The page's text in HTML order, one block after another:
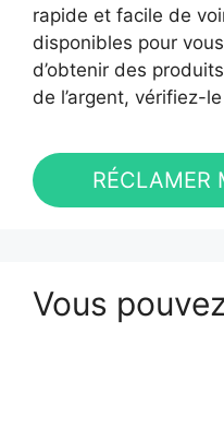
rapide et facile de
disponibles pour
d’obtenir des
de l’argent, vérifiez-
RÉCLAMER
Vous